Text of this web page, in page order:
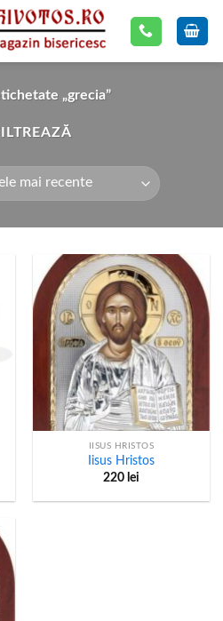
„grecia”
IISUS HRISTOS
Iisus Hristos
220 lei